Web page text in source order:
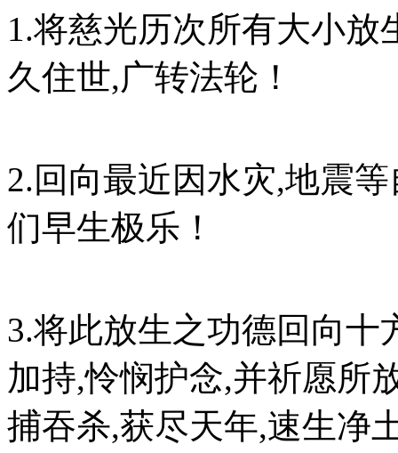
1.将慈光历次所有大小
久住世,广转法轮！
2.回向最近因水灾,地震
们早生极乐！
3.将此放生之功德回向
加持,怜悯护念,并祈愿所
捕吞杀,获尽天年,速生净